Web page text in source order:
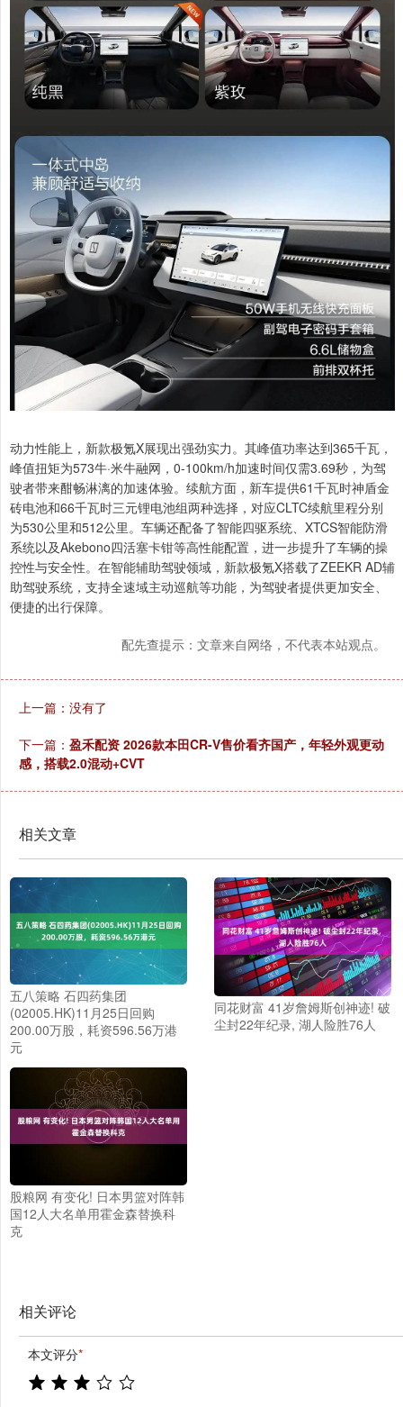
动力性能上，新款极氪X展现出强劲实力。其峰值功率达到365千瓦，
峰值扭矩为573牛·米牛融网，0-100km/h加速时间仅需3.69秒，为驾
驶者带来酣畅淋漓的加速体验。续航方面，新车提供61千瓦时神盾金
砖电池和66千瓦时三元锂电池组两种选择，对应CLTC续航里程分别
为530公里和512公里。车辆还配备了智能四驱系统、XTCS智能防滑
系统以及Akebono四活塞卡钳等高性能配置，进一步提升了车辆的操
控性与安全性。在智能辅助驾驶领域，新款极氪X搭载了ZEEKR AD辅
助驾驶系统，支持全速域主动巡航等功能，为驾驶者提供更加安全、
便捷的出行保障。
配先查提示：文章来自网络，不代表本站观点。
上一篇：没有了
下一篇： 盈禾配资 2026款本田CR-V售价看齐国产，年轻外观更动
感，搭载2.0混动+CVT
相关文章
五八策略 石四药集团
(02005.HK)11月25日回购
200.00万股，耗资596.56万港
元
同花财富 41岁詹姆斯创神迹! 破
尘封22年纪录, 湖人险胜76人
股粮网 有变化! 日本男篮对阵韩
国12人大名单用霍金森替换科
克
相关评论
本文评分*